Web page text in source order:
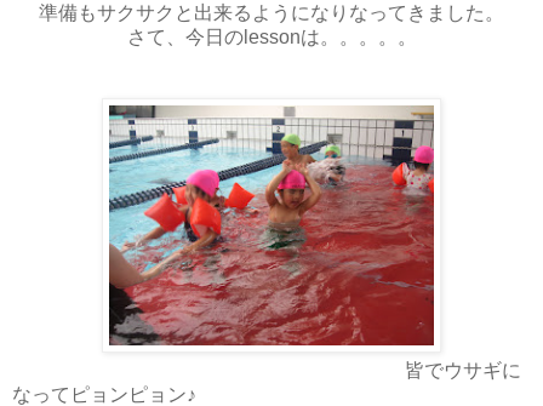
準備もサクサクと出来るようになりなってきました。
さて、今日のlessonは。。。。。
皆でウサギに
なってピョンピョン♪